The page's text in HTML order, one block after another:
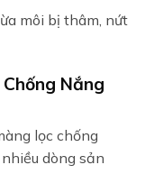
môi bị thâm, nứt
Nắng
lọc chống
dòng sản